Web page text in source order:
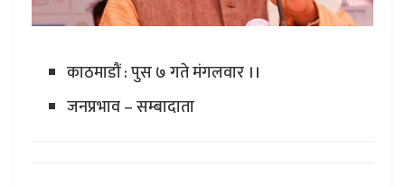
काठमाडौं : पुस ७ गते मंगलवार ।।
जनप्रभाव – सम्बादाता